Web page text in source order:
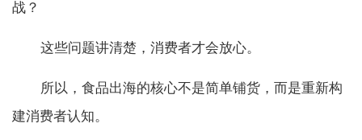
战？
这些问题讲清楚，消费者才会放心。
所以，食品出海的核心不是简单铺货，而是重新构
建消费者认知。